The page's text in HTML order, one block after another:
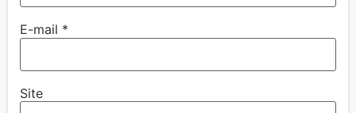
E-mail *
Site